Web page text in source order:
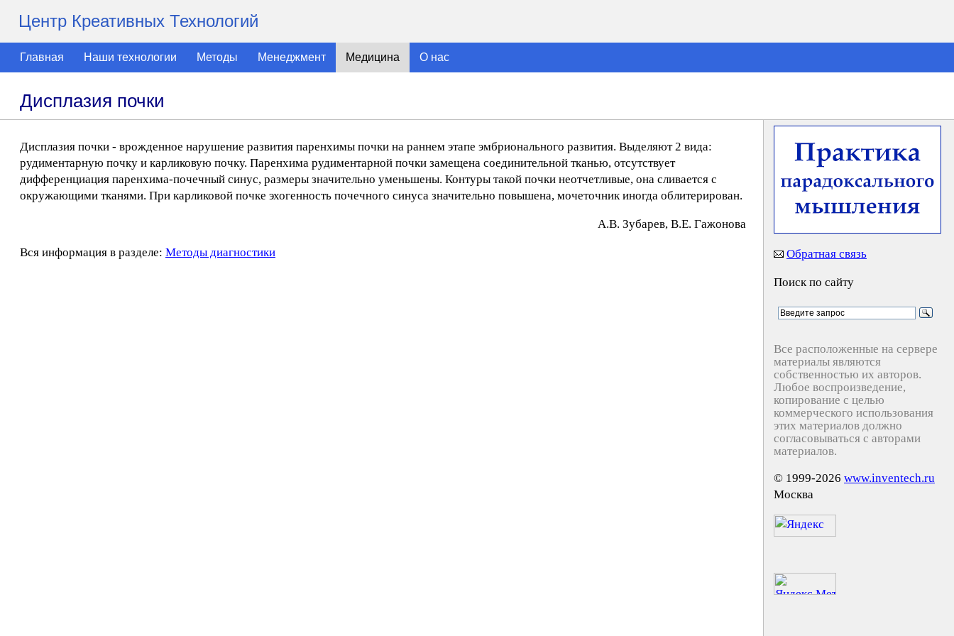
Центр Креативных Технологий
Главная Наши технологии Методы Менеджмент Медицина О нас
Дисплазия почки
Дисплазия почки - врожденное нарушение развития паренхимы почки на раннем этапе эмбрионального развития. Выделяют 2 вида:
рудиментарную почку и карликовую почку. Паренхима рудиментарной почки замещена соединительной тканью, отсутствует
дифференциация паренхима-почечный синус, размеры значительно уменьшены. Контуры такой почки неотчетливые, она сливается с
окружающими тканями. При карликовой почке эхогенность почечного синуса значительно повышена, мочеточник иногда облитерирован.
A.В. Зyбaрeв, В.Е. Гaжoнoва
Вся информация в разделе: Методы диагностики Обратная связь
Поиск по сайту
Все расположенные на сервере
материалы являются
собственностью их авторов.
Любое воспроизведение,
копирование с целью
коммерческого использования
этих материалов должно
согласовываться с авторами
материалов.
© 1999-2026 www.inventech.ru
Москва